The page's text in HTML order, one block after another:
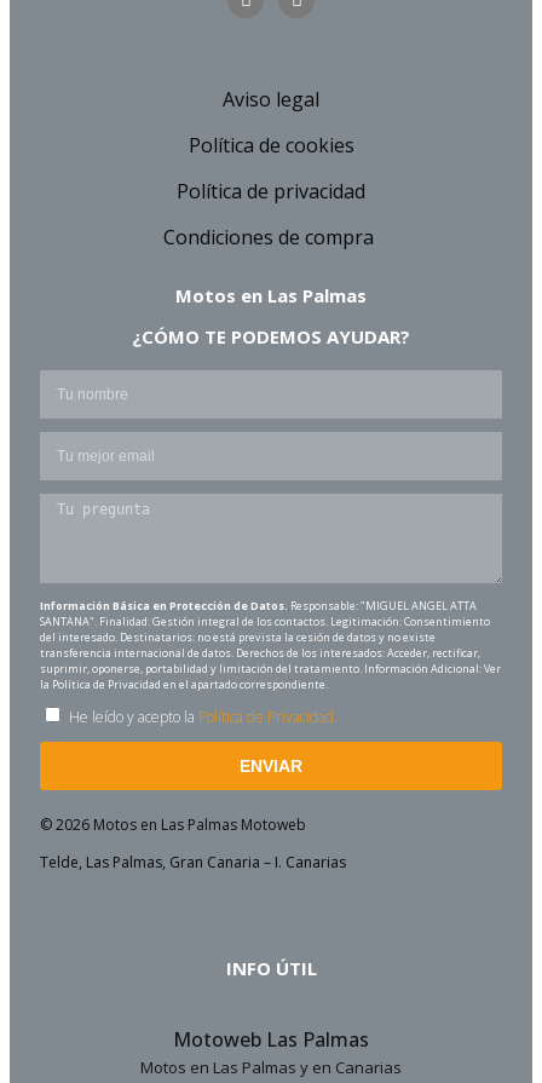
Aviso legal
Política de cookies
Política de privacidad
Condiciones de compra
Motos en Las Palmas
¿CÓMO TE PODEMOS AYUDAR?
Información Básica en Protección de Datos. Responsable: "MIGUEL ANGEL ATTA
SANTANA". Finalidad: Gestión integral de los contactos. Legitimación: Consentimiento
del interesado. Destinatarios: no está prevista la cesión de datos y no existe
transferencia internacional de datos. Derechos de los interesados: Acceder, rectificar,
suprimir, oponerse, portabilidad y limitación del tratamiento. Información Adicional: Ver
la Política de Privacidad en el apartado correspondiente.
He leído y acepto la Política de Privacidad.
ENVIAR
© 2026 Motos en Las Palmas Motoweb
Telde, Las Palmas, Gran Canaria – I. Canarias
INFO ÚTIL
Motoweb Las Palmas
Motos en Las Palmas y en Canarias